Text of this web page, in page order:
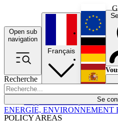
Open sub
navigation
Recherche
Se
POLICY AREAS
Français
ENERGIE, ENVIRONNEMENT